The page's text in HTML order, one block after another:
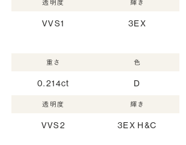
透明度
VVS1
輝き
3EX
重さ
0.214ct
色
D
透明度
VVS2
輝き
3EX H&C